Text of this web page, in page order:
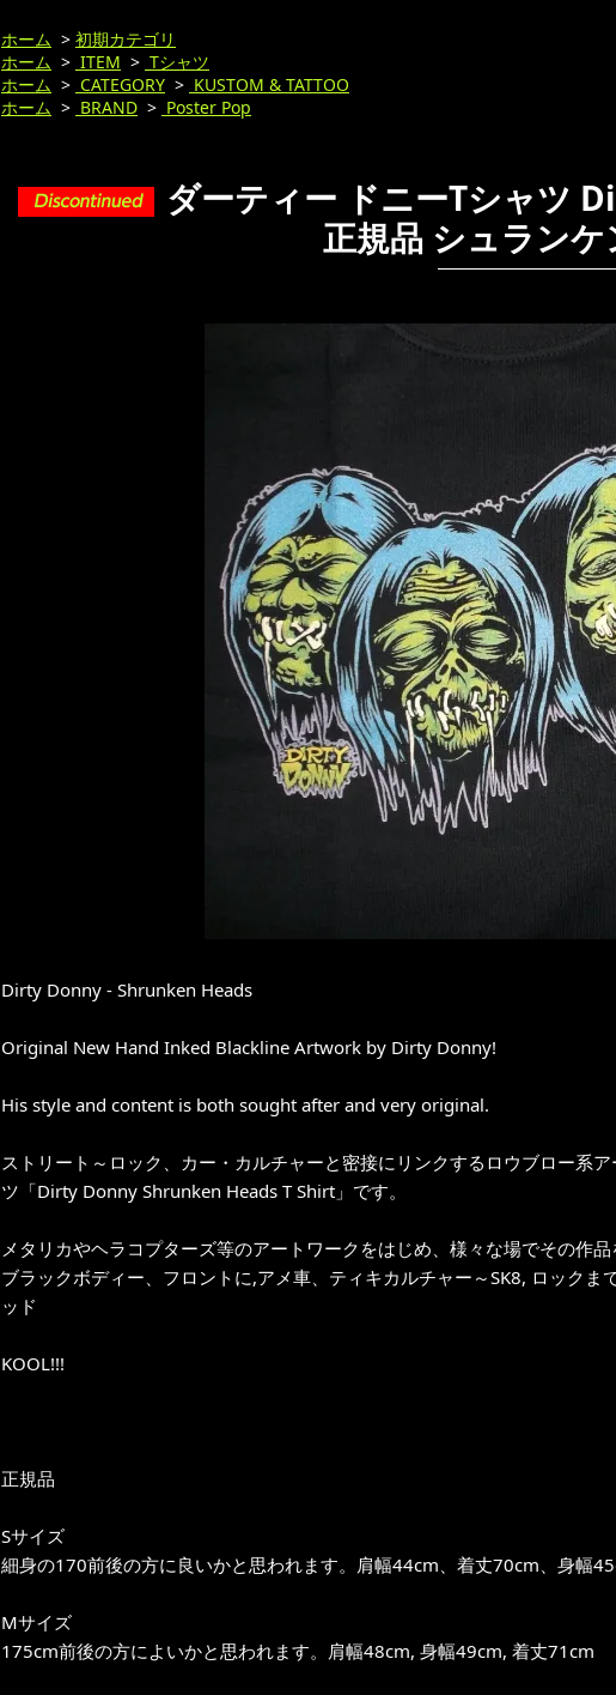
ホーム > 初期カテゴリ
ホーム > ITEM > Tシャツ
ホーム > CATEGORY > KUSTOM & TATTOO
ホーム > BRAND > Poster Pop
ダーティー ドニーTシャツ
正規品 シュラン
Dirty Donny - Shrunken Heads
Original New Hand Inked Blackline Artwork by Dirty Donny!
His style and content is both sought after and very original.
ストリート～ロック、カー・カルチャーと密接にリンクするロウブロー系
ツ「Dirty Donny Shrunken Heads T Shirt」です。
メタリカやヘラコプターズ等のアートワークをはじめ、様々な場でその作
ブラックボディー、フロントに,アメ車、ティキカルチャー～SK8, ロック
ッド
KOOL!!!
正規品
Sサイズ
細身の170前後の方に良いかと思われます。肩幅44cm、着丈70cm、身幅
Mサイズ
175cm前後の方によいかと思われます。肩幅48cm, 身幅49cm, 着丈71cm